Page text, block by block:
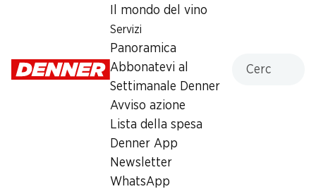
Il mondo del vino
Servizi
Panoramica
Abbonatevi al
Settimanale Denner
Avviso azione
Lista della spesa
Denner App
Newsletter
WhatsApp
Almansa DO
Rosso granata carico. Intenso e persistente, con note di
ciliegia e ribes nero, erbe, cannella, chiodi di garofano, cacao,
liquirizia e un pizzico di minerale. Pieno al palato con tannini
vellutati e retrogusto dolcemente fruttato.